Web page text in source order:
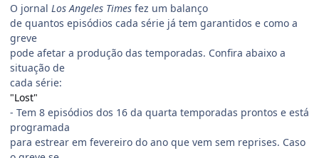
O jornal Los Angeles Times fez um balanço
de quantos episódios cada série já tem garantidos e como a
greve
pode afetar a produção das temporadas. Confira abaixo a
situação de
cada série:
"Lost"
- Tem 8 episódios dos 16 da quarta temporadas prontos e está
programada
para estrear em fevereiro do ano que vem sem reprises. Caso